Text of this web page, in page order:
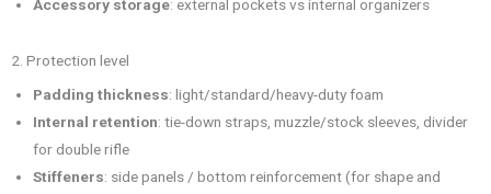
Accessory storage: external pockets vs internal organizers
2. Protection level
Padding thickness: light/standard/heavy-duty foam
Internal retention: tie-down straps, muzzle/stock sleeves, divider
for double rifle
Stiffeners: side panels / bottom reinforcement (for shape and